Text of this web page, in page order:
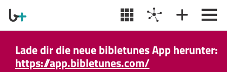
Lade dir die neue bibletunes App herunter:
https://app.bibletunes.com/